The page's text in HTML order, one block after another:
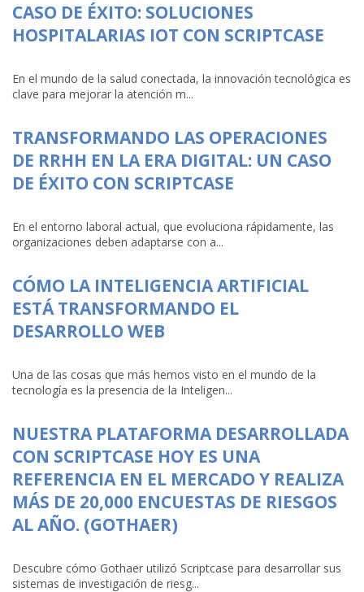
CASO DE ÉXITO: SOLUCIONES
HOSPITALARIAS IOT CON SCRIPTCASE
En el mundo de la salud conectada, la innovación tecnológica es
clave para mejorar la atención m...
TRANSFORMANDO LAS OPERACIONES
DE RRHH EN LA ERA DIGITAL: UN CASO
DE ÉXITO CON SCRIPTCASE
En el entorno laboral actual, que evoluciona rápidamente, las
organizaciones deben adaptarse con a...
CÓMO LA INTELIGENCIA ARTIFICIAL
ESTÁ TRANSFORMANDO EL
DESARROLLO WEB
Una de las cosas que más hemos visto en el mundo de la
tecnología es la presencia de la Inteligen...
NUESTRA PLATAFORMA DESARROLLADA
CON SCRIPTCASE HOY ES UNA
REFERENCIA EN EL MERCADO Y REALIZA
MÁS DE 20,000 ENCUESTAS DE RIESGOS
AL AÑO. (GOTHAER)
Descubre cómo Gothaer utilizó Scriptcase para desarrollar sus
sistemas de investigación de riesg...